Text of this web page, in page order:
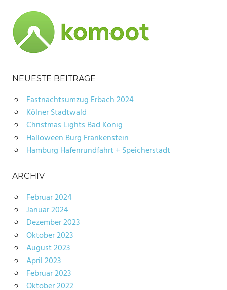
NEUESTE BEITRÄGE
Fastnachtsumzug Erbach 2024
Kölner Stadtwald
Christmas Lights Bad König
Halloween Burg Frankenstein
Hamburg Hafenrundfahrt + Speicherstadt
ARCHIV
Februar 2024
Januar 2024
Dezember 2023
Oktober 2023
August 2023
April 2023
Februar 2023
Oktober 2022